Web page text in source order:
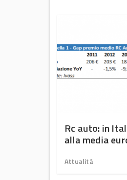
Rc auto: in
alla media
Attualità